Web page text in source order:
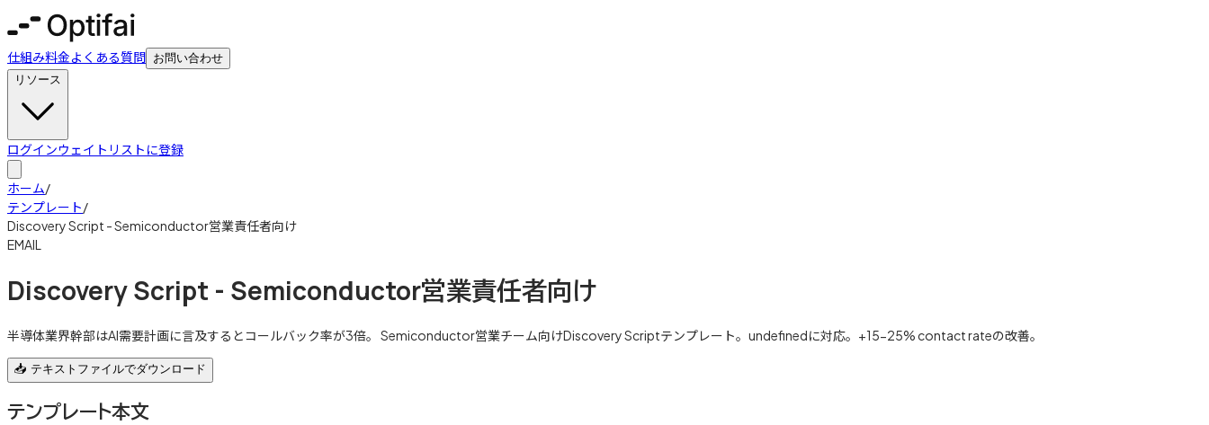
仕組み料金よくある質問 お問い合わせ
リソース
ログインウェイトリストに登録
ホーム/
テンプレート/
Discovery Script - Semiconductor営業責任者向け
EMAIL
Discovery Script - Semiconductor営業責任者向け
半導体業界幹部はAI需要計画に言及するとコールバック率が3倍。 Semiconductor営業チーム向けDiscovery Scriptテンプレート。undefinedに対応。+15-25% contact rateの改善。
📥 テキストファイルでダウンロード
テンプレート本文